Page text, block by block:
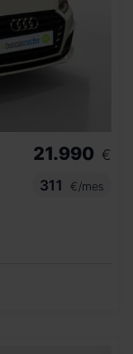
21.990 €
311
€/mes